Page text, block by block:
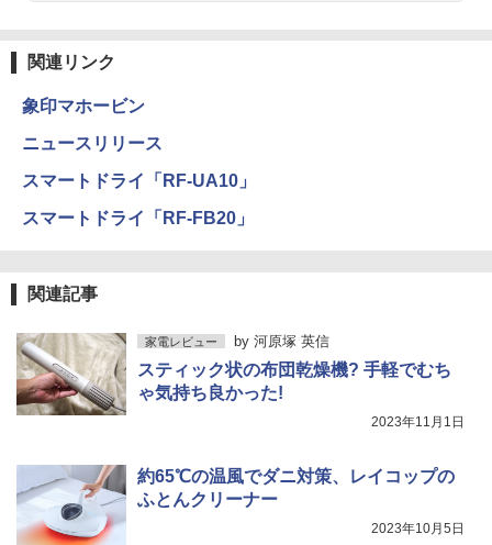
関連リンク
象印マホービン
ニュースリリース
スマートドライ「RF-UA10」
スマートドライ「RF-FB20」
関連記事
家電レビュー by 河原塚 英信
スティック状の布団乾燥機? 手軽でむち
ゃ気持ち良かった!
2023年11月1日
約65℃の温風でダニ対策、レイコップの
ふとんクリーナー
2023年10月5日